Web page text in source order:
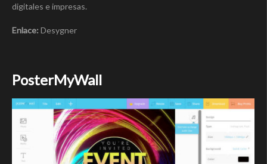
digitales e impresas.
Enlace: Desygner
PosterMyWall